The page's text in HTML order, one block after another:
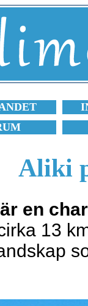
Aliki
en
13